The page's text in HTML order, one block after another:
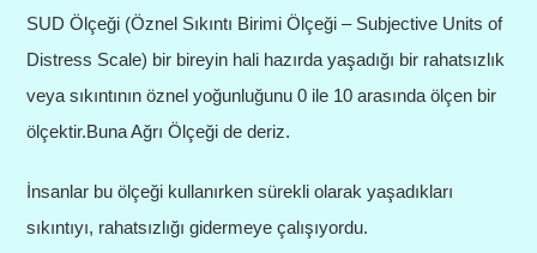
SUD Ölçeği (Öznel Sıkıntı Birimi Ölçeği – Subjective Units of
Distress Scale) bir bireyin hali hazırda yaşadığı bir rahatsızlık
veya sıkıntının öznel yoğunluğunu 0 ile 10 arasında ölçen bir
ölçektir.Buna Ağrı Ölçeği de deriz.
İnsanlar bu ölçeği kullanırken sürekli olarak yaşadıkları
sıkıntıyı, rahatsızlığı gidermeye çalışıyordu.